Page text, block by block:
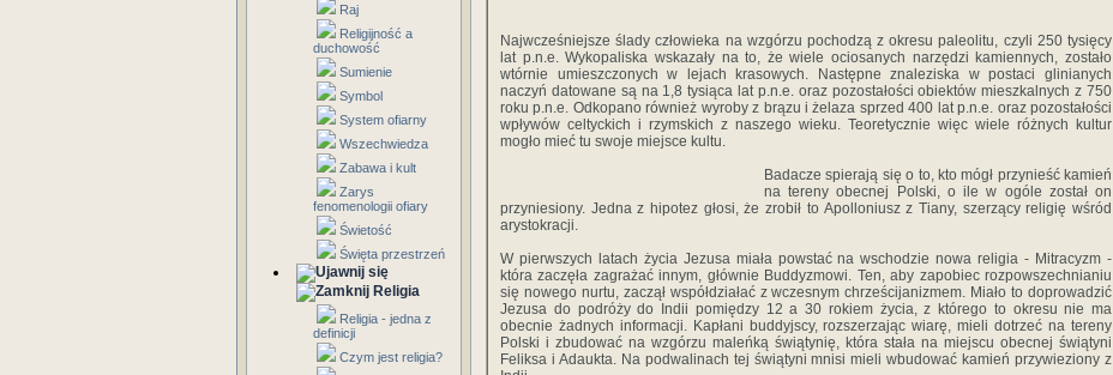
Raj
Religijność a
duchowość
Sumienie
Symbol
System ofiarny
Wszechwiedza
Zabawa i kult
Zarys
fenomenologii ofiary
Świetość
Święta przestrzeń
Religia
Religia - jedna z
definicji
Czym jest religia?
Najwcześniejsze ślady człowieka na wzgórzu pochodzą z okresu paleolitu, czyli 250 tysięcy
lat p.n.e. Wykopaliska wskazały na to, że wiele ociosanych narzędzi kamiennych, zostało
wtórnie umieszczonych w lejach krasowych. Następne znaleziska w postaci glinianych
naczyń datowane są na 1,8 tysiąca lat p.n.e. oraz pozostałości obiektów mieszkalnych z 750
roku p.n.e. Odkopano również wyroby z brązu i żelaza sprzed 400 lat p.n.e. oraz pozostałości
wpływów celtyckich i rzymskich z naszego wieku. Teoretycznie więc wiele różnych kultur
mogło mieć tu swoje miejsce kultu.
Badacze spierają się o to, kto mógł przynieść kamień
na tereny obecnej Polski, o ile w ogóle został on
przyniesiony. Jedna z hipotez głosi, że zrobił to Apolloniusz z Tiany, szerzący religię wśród
arystokracji.
W pierwszych latach życia Jezusa miała powstać na wschodzie nowa religia - Mitracyzm -
która zaczęła zagrażać innym, głównie Buddyzmowi. Ten, aby zapobiec rozpowszechnianiu
się nowego nurtu, zaczął współdziałać z wczesnym chrześcijanizmem. Miało to doprowadzić
Jezusa do podróży do Indii pomiędzy 12 a 30 rokiem życia, z którego to okresu nie ma
obecnie żadnych informacji. Kapłani buddyjscy, rozszerzając wiarę, mieli dotrzeć na tereny
Polski i zbudować na wzgórzu maleńką świątynię, która stała na miejscu obecnej świątyni
Feliksa i Adaukta. Na podwalinach tej świątyni mnisi mieli wbudować kamień przywieziony z